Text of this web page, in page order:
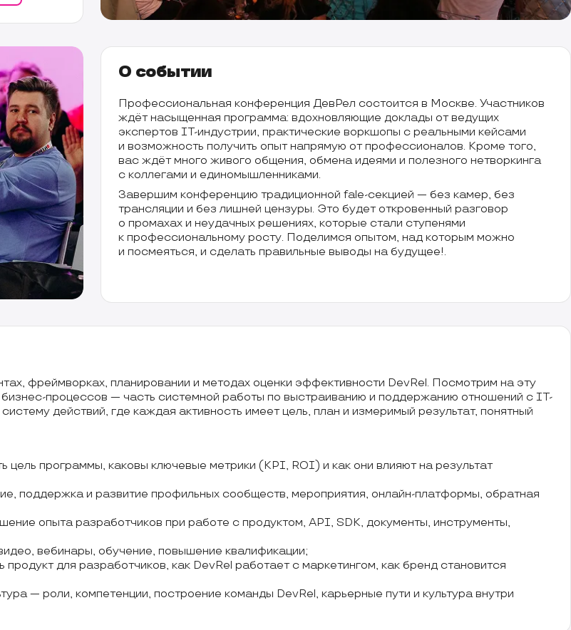
О событии
Профессиональная конференция ДевРел состоится в Москве. Участников
ждёт насыщенная программа: вдохновляющие доклады от ведущих
экспертов IT-индустрии, практические воркшопы с реальными кейсами
и возможность получить опыт напрямую от профессионалов. Кроме того,
вас ждёт много живого общения, обмена идеями и полезного нетворкинга
с коллегами и единомышленниками.
Завершим конференцию традиционной fale-секцией — без камер, без
трансляции и без лишней цензуры. Это будет откровенный разговор
о промахах и неудачных решениях, которые стали ступенями
к профессиональному росту. Поделимся опытом, над которым можно
и посмеяться, и сделать правильные выводы на будущее!.
фреймворках, планировании и методах оценки эффективности DevRel. Посмотрим на эту
процессов — часть системной работы по выстраиванию и поддержанию отношений с IT-
действий, где каждая активность имеет цель, план и измеримый результат, понятный
программы, каковы ключевые метрики (KPI, ROI) и как они влияют на результат
поддержка и развитие профильных сообществ, мероприятия, онлайн-платформы, обратная
опыта разработчиков при работе с продуктом, API, SDK, документы, инструменты,
вебинары, обучение, повышение квалификации;
для разработчиков, как DevRel работает с маркетингом, как бренд становится
— роли, компетенции, построение команды DevRel, карьерные пути и культура внутри